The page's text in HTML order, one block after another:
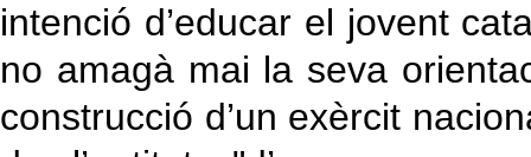
intenció d’educar el jovent
no amagà mai la seva
construcció d’un exèrcit